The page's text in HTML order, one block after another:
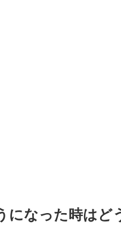
になった時はど